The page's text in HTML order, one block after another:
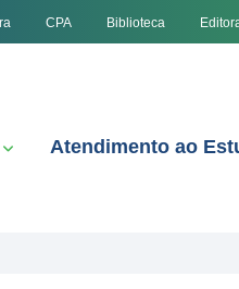
CPA Biblioteca
Atendimento ao